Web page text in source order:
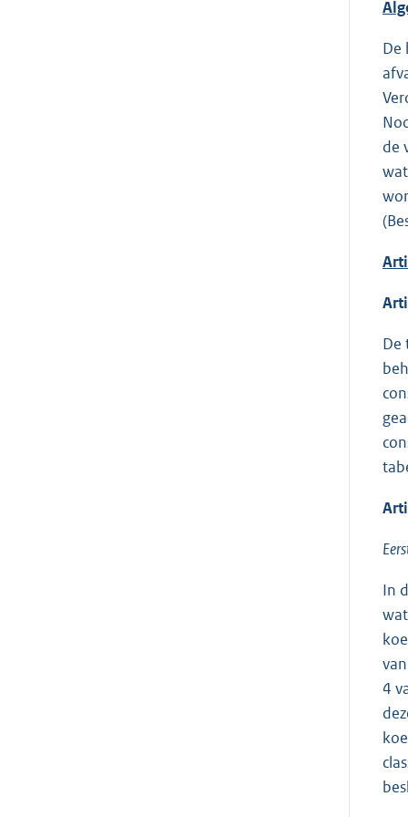
De
de
De
In
4